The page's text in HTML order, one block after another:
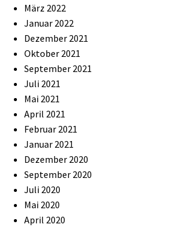
März 2022
Januar 2022
Dezember 2021
Oktober 2021
September 2021
Juli 2021
Mai 2021
April 2021
Februar 2021
Januar 2021
Dezember 2020
September 2020
Juli 2020
Mai 2020
April 2020